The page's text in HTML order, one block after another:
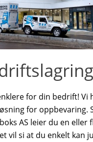
for din bedrift! Vi
for oppbevaring.
AS leier du en eller
vil si at du enkelt kan